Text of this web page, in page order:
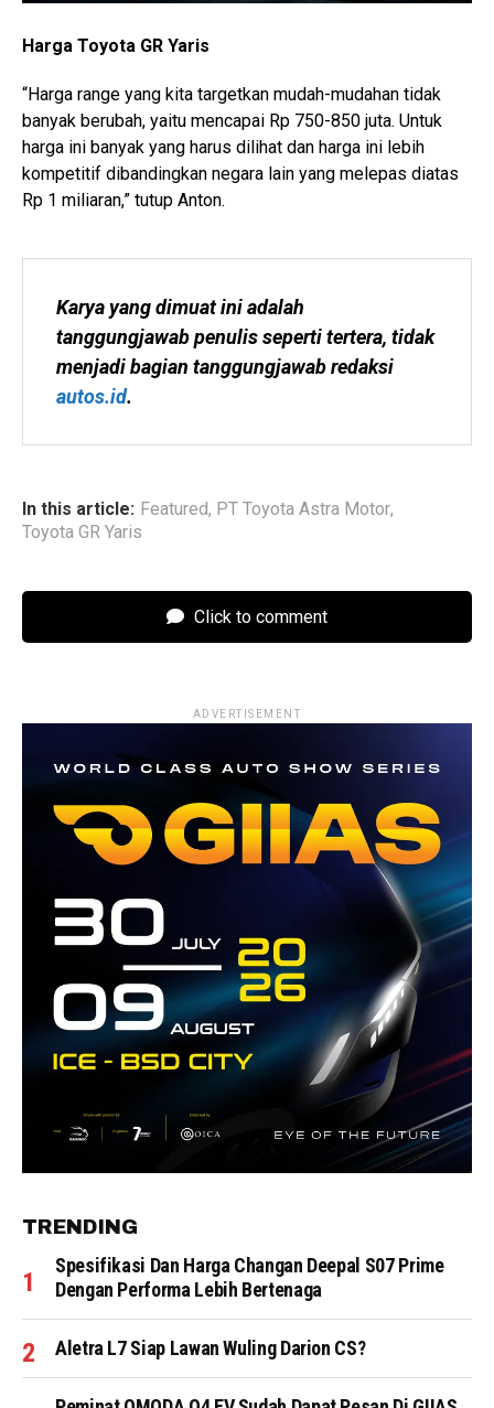
Harga Toyota GR Yaris
“Harga range yang kita targetkan mudah-mudahan tidak
banyak berubah, yaitu mencapai Rp 750-850 juta. Untuk
harga ini banyak yang harus dilihat dan harga ini lebih
kompetitif dibandingkan negara lain yang melepas diatas
Rp 1 miliaran,” tutup Anton.
Karya yang dimuat ini adalah
tanggungjawab penulis seperti tertera, tidak
autos.id.
In this article: Featured, PT Toyota Astra Motor,
Toyota GR Yaris
Click to comment
ADVERTISEMENT
TRENDING
Spesifikasi Dan Harga Changan Deepal S07 Prime
Dengan Performa Lebih Bertenaga
Aletra L7 Siap Lawan Wuling Darion CS?